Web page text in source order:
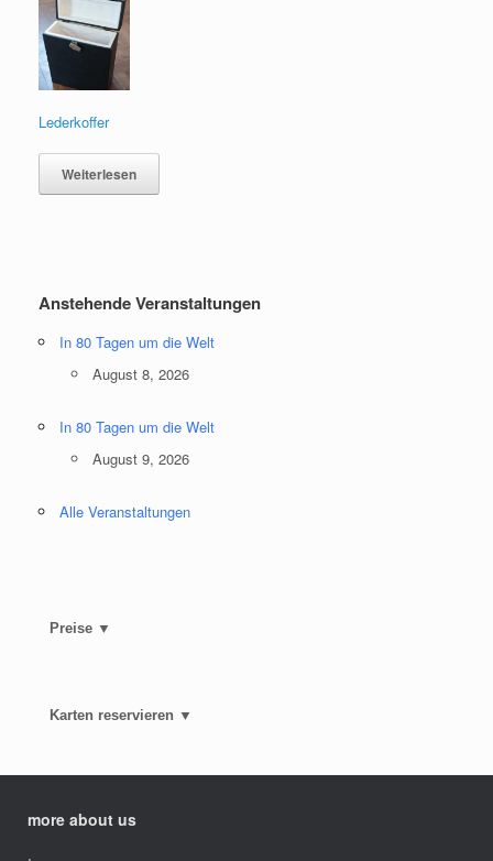
Lederkoffer
Weiterlesen
Anstehende Veranstaltungen
In 80 Tagen um die Welt
August 8, 2026
In 80 Tagen um die Welt
August 9, 2026
Alle Veranstaltungen
Preise ▼
Karten reservieren ▼
more about us